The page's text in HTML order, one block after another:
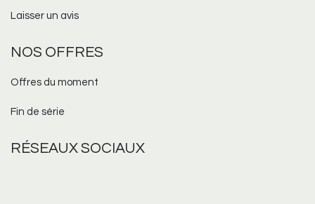
Laisser un avis
NOS OFFRES
Offres du moment
Fin de série
RÉSEAUXSOCIAUX